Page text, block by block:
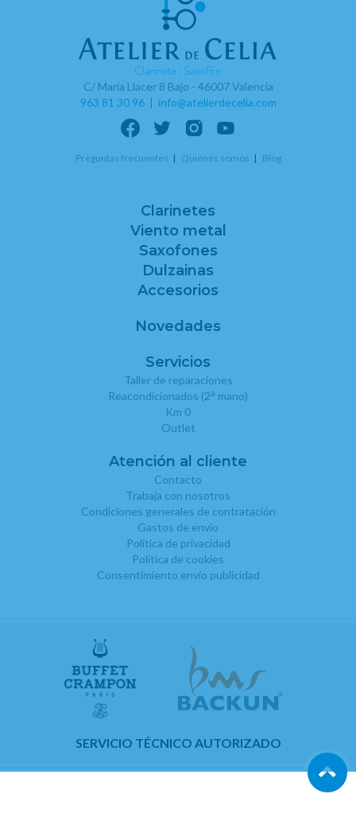
C/ Maria Llacer 8 Bajo - 46007 Valencia
963 81 30 96| info@atelierdecelia.com
Preguntas frecuentes Quiénes somos Blog
Clarinetes
Viento metal
Saxofones
Dulzainas
Accesorios
Novedades
Servicios
Taller de reparaciones
Reacondicionados (2a mano)
Km 0
Outlet
Atención al cliente
Contacto
Trabaja con nosotros
Condiciones generales de contratación
Gastos de envío
Política de privacidad
Política de cookies
Consentimiento envío publicidad
SERVICIO TÉCNICO AUTORIZADO